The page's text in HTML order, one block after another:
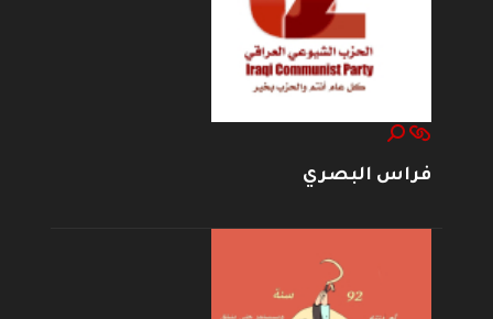
فراس البصري